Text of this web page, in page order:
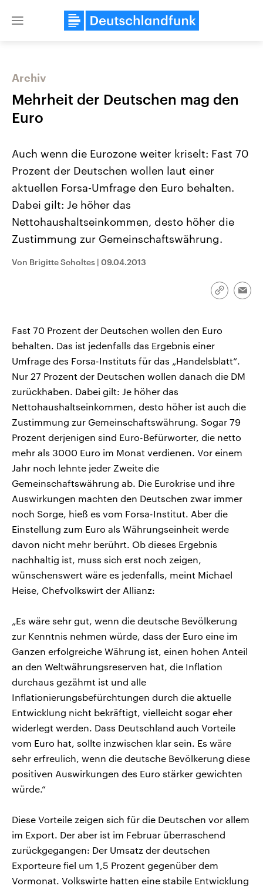
Close
Landtagswahl Sachsen-Anhalt
Alle Informationen
Sachsen-Anhalt wählt am 6.
September 2026 einen neuen
Bundesland von einer Koalition aus
Hintergründe
Wirtschaftlich und
gehören die Vereinigten
Audio-Archiv
Archiv
Mehrheit der Deutschen mag den
Euro
Auch wenn die Eurozone weiter kriselt: Fast 70
Prozent der Deutschen wollen laut einer
aktuellen Forsa-Umfrage den Euro behalten.
Dabei gilt: Je höher das
Nettohaushaltseinkommen, desto höher die
Zustimmung zur Gemeinschaftswährung.
Von Brigitte Scholtes | 09.04.2013
Link
Fast 70 Prozent der Deutschen wollen den Euro
behalten. Das ist jedenfalls das Ergebnis einer
Umfrage des Forsa-Instituts für das „Handelsblatt“.
Nur 27 Prozent der Deutschen wollen danach die DM
zurückhaben. Dabei gilt: Je höher das
Nettohaushaltseinkommen, desto höher ist auch die
Zustimmung zur Gemeinschaftswährung. Sogar 79
Prozent derjenigen sind Euro-Befürworter, die netto
mehr als 3000 Euro im Monat verdienen. Vor einem
Jahr noch lehnte jeder Zweite die
Gemeinschaftswährung ab. Die Eurokrise und ihre
Auswirkungen machten den Deutschen zwar immer
noch Sorge, hieß es vom Forsa-Institut. Aber die
Einstellung zum Euro als Währungseinheit werde
davon nicht mehr berührt. Ob dieses Ergebnis
nachhaltig ist, muss sich erst noch zeigen,
wünschenswert wäre es jedenfalls, meint Michael
Heise, Chefvolkswirt der Allianz:
„Es wäre sehr gut, wenn die deutsche Bevölkerung
zur Kenntnis nehmen würde, dass der Euro eine im
Ganzen erfolgreiche Währung ist, einen hohen Anteil
an den Weltwährungsreserven hat, die Inflation
durchaus gezähmt ist und alle
Inflationierungsbefürchtungen durch die aktuelle
Entwicklung nicht bekräftigt, vielleicht sogar eher
widerlegt werden. Dass Deutschland auch Vorteile
vom Euro hat, sollte inzwischen klar sein. Es wäre
sehr erfreulich, wenn die deutsche Bevölkerung diese
positiven Auswirkungen des Euro stärker gewichten
würde.“
Diese Vorteile zeigen sich für die Deutschen vor allem
im Export. Der aber ist im Februar überraschend
zurückgegangen: Der Umsatz der deutschen
Exporteure fiel um 1,5 Prozent gegenüber dem
Vormonat. Volkswirte hatten eine stabile Entwicklung